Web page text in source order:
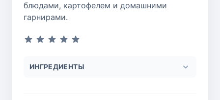
блюдами, картофелем и домашними
гарнирами.
ИНГРЕДИЕНТЫ